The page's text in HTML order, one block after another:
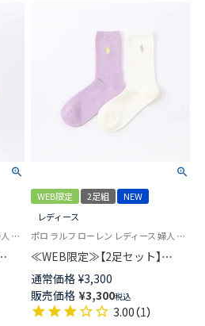
ポロ ラルフ ローレン レディース 婦人 靴下 カジュアル 26SS
WEB限定 2足組
NEW
レディース
ポロ ラルフ ローレン レディース 婦人 靴下 カジュアル 26SS
≪WEB限定≫【2足セット】
POLO RALPH LAUREN
COLLAR PLAIN ＆ RIB クルー丈
ソックス レディース 93246300
通常価格 ¥3,300
販売価格 ¥3,300税込
3.00（1）